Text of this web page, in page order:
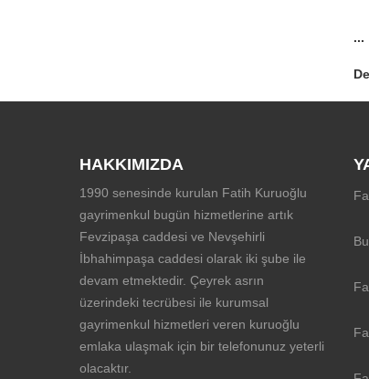
...
HAKKIMIZDA
1990 senesinde kurulan Fatih Kuruoğlu
gayrimenkul bugün hizmetlerine artık
Fevzipaşa caddesi ve Nevşehirli
İbhahimpaşa caddesi olarak iki şube ile
devam etmektedir. Çeyrek asrın
üzerindeki tecrübesi ile kurumsal
gayrimenkul hizmetleri veren kuruoğlu
emlaka ulaşmak için bir telefonunuz yeterli
olacaktır.